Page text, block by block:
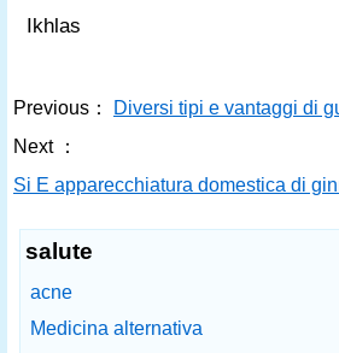
Ikhlas
Previous：
Diversi tipi e vantaggi di
Next ：
Si E apparecchiatura domestica di
salute
acne
Medicina alternativa